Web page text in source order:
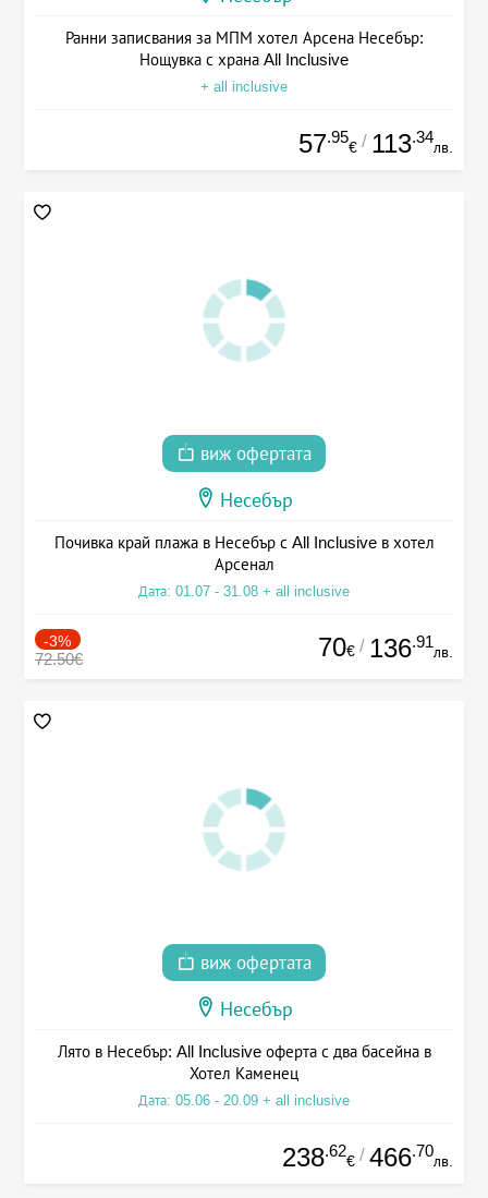
Ранни записвания за МПМ хотел Арсена Несебър:
Нощувка с храна All Inclusive
+ all inclusive
57.95
€ / 113.34
лв.
виж офертата
Несебър
Почивка край плажа в Несебър с All Inclusive в хотел
Арсенал
Дата: 01.07 - 31.08 + all inclusive
-3%
72.50€ 70€ / 136.91
лв.
виж офертата
Несебър
Лято в Несебър: All Inclusive оферта с два басейна в
Хотел Каменец
Дата: 05.06 - 20.09 + all inclusive
238.62
€ / 466.70
лв.